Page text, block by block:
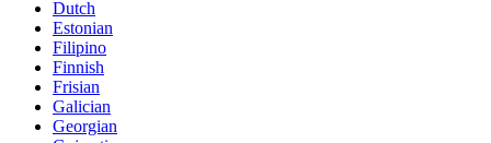
Dutch
Estonian
Filipino
Finnish
Frisian
Galician
Georgian